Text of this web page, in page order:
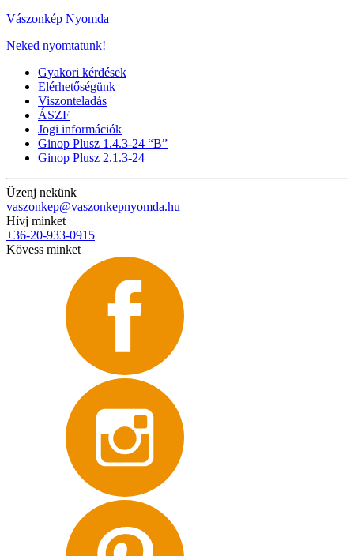
Vászonkép Nyomda
Neked nyomtatunk!
Gyakori kérdések
Elérhetőségünk
Viszonteladás
ÁSZF
Jogi információk
Ginop Plusz 1.4.3-24 “B”
Ginop Plusz 2.1.3-24
Üzenj nekünk
vaszonkep@vaszonkepnyomda.hu
Hívj minket
+36-20-933-0915
Kövess minket